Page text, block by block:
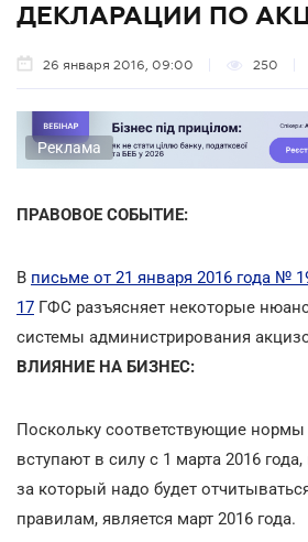
ДЕКЛАРАЦИИ ПО
26 января 2016, 09:00 250
Реклама
ПРАВОВОЕ СОБЫТИЕ:
В письме от 21 января 2016 года №
17 ГФС разъясняет некоторые
системы администрирования
ВЛИЯНИЕ НА БИЗНЕС:
Поскольку соответствующие нормы
вступают в силу с 1 марта 2016
за который надо будет
правилам, является март 2016 года.